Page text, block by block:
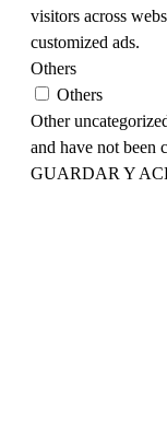
visitors across
customized ads.
Others
Others
Other
and have not been
GUARDAR Y